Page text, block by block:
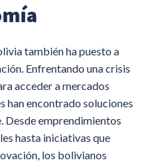
también ha puesto a
Enfrentando una crisis
acceder a mercados
han encontrado soluciones
Desde emprendimientos
hasta iniciativas que
los bolivianos